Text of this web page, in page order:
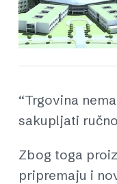
“Trgovina
sakupljati
Zbog toga
pripremaju i